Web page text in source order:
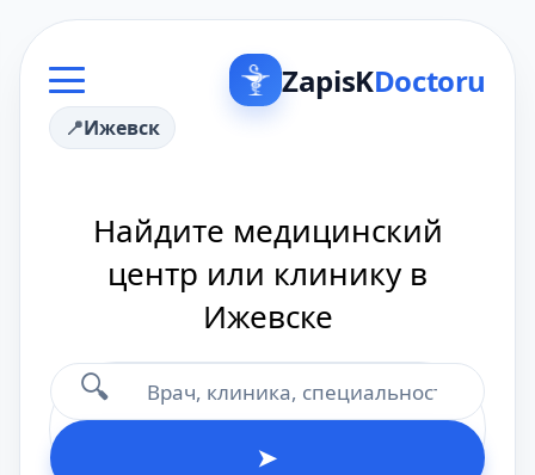
ZapisKDoctoru
Ижевск
Найдите медицинский
центр или клинику в
Ижевске
🔍
➤